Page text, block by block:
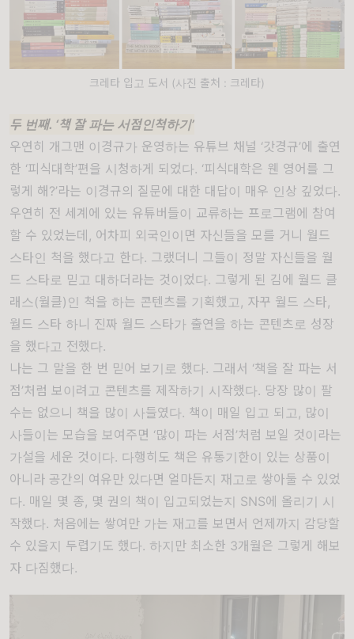
크레타 입고 도서 (사진 출처 : 크레타)
두 번째. ‘책 잘 파는 서점인척하기’
우연히 개그맨 이경규가 운영하는 유튜브 채널 ‘갓경규’에 출연
한 ‘피식대학’편을 시청하게 되었다. ‘피식대학은 웬 영어를 그
렇게 해?’라는 이경규의 질문에 대한 대답이 매우 인상 깊었다.
우연히 전 세계에 있는 유튜버들이 교류하는 프로그램에 참여
할 수 있었는데 , 어차피 외국인이면 자신들을 모를 거니 월드
스타인 척을 했다고 한다. 그랬더니 그들이 정말 자신들을 월
드 스타로 믿고 대하더라는 것이었다. 그렇게 된 김에 월드 클
래스(월클) 인 척을 하는 콘텐츠를 기획했고 , 자꾸 월드 스타,
월드 스타 하니 진짜 월드 스타가 출연을 하는 콘텐츠로 성장
을 했다고 전했다.
나는 그 말을 한 번 믿어 보기로 했다. 그래서 ‘책을 잘 파는 서
점’처럼 보이려고 콘텐츠를 제작하기 시작했다. 당장 많이 팔
수는 없으니 책을 많이 사들였다. 책이 매일 입고 되고 , 많이
사들이는 모습을 보여주면 ‘많이 파는 서점’처럼 보일 것이라는
가설을 세운 것이다. 다행히도 책은 유통기한이 있는 상품이
아니라 공간의 여유만 있다면 얼마든지 재고로 쌓아둘 수 있었
다. 매일 몇 종, 몇 권의 책이 입고되었는지 SNS에 올리기 시
작했다. 처음에는 쌓여만 가는 재고를 보면서 언제까지 감당할
수 있을지 두렵기도 했다. 하지만 최소한 3개월은 그렇게 해보
자 다짐했다.